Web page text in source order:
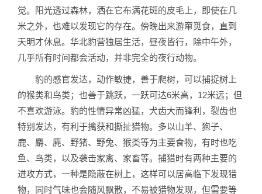
觉。阳光透过森林，洒在它布满花斑的皮毛上，即使在几
米之外，也难以发现它的存在。傍晚出来游窜觅食，直到
天明才休息。华北豹营独居生活，昼夜皆行，除中午外，
几乎所有时间都会活动，并非完全的夜行动物。
豹的感官发达，动作敏捷，善于爬树，可以捕捉树上
的猴类和鸟类；也善于跳跃，一跃可达6米高，12米远；但
不喜欢游泳。豹的性情异常凶猛，犬齿大而锋利，裂齿也
特别发达，有利于擒获和撕扯猎物。多以山羊、狍子、
鹿、麝、麂、野猪、野兔、猴类等为主要食物，有时也吃
鱼、鸟类，以及袭击家禽、家畜等。捕猎时有两种主要的
进攻方式，一种是隐蔽在树上，这样可以居高临下发现猎
物，同时气味也会随风飘散，不易被猎物发现，但需要等